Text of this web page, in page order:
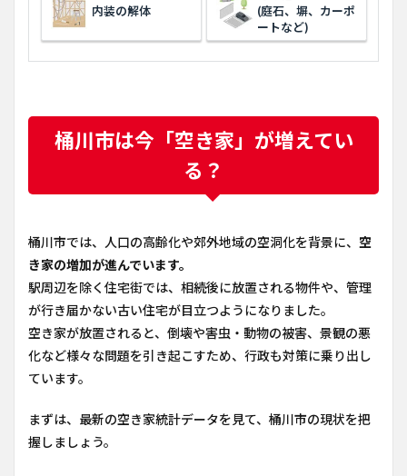
内装の解体
(庭石、塀、カーポ
ートなど)
桶川市は今「空き家」が増えてい
る？
桶川市では、人口の高齢化や郊外地域の空洞化を背景に、 空
き家の増加が進んでいます。
駅周辺を除く住宅街では、相続後に放置される物件や、管理
が行き届かない古い住宅が目立つようになりました。
空き家が放置されると、倒壊や害虫・動物の被害、景観の悪
化など様々な問題を引き起こすため、行政も対策に乗り出し
ています。
まずは、最新の空き家統計データを見て、桶川市の現状を把
握しましょう。